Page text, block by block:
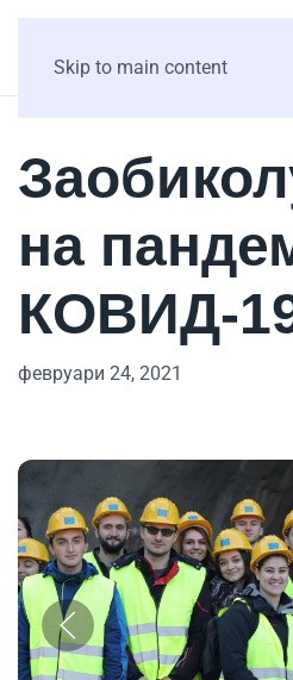
Skip to main content
на
КОВИД-
февруари 24, 2021